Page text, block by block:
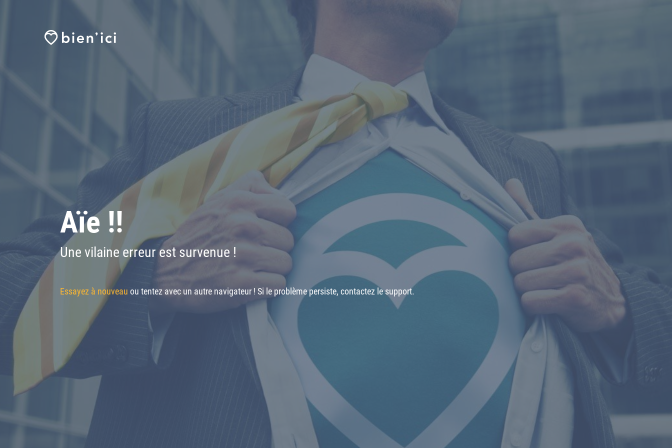
Aïe !!
Une vilaine erreur est survenue !
Essayez à nouveau ou tentez avec un autre navigateur ! Si le problème persiste, contactez le support.